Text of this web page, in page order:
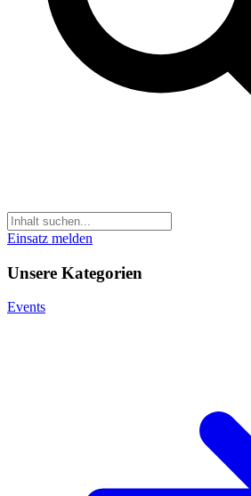
Einsatz melden
Unsere Kategorien
Events